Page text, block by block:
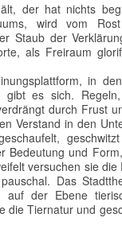
der hat nichts
wird vom
Staub der
als Freiraum
in
es sich.
durch Frust
Verstand in den
Bedeutung und
versuchen sie
Das
auf der Ebene
die Tiernatur und